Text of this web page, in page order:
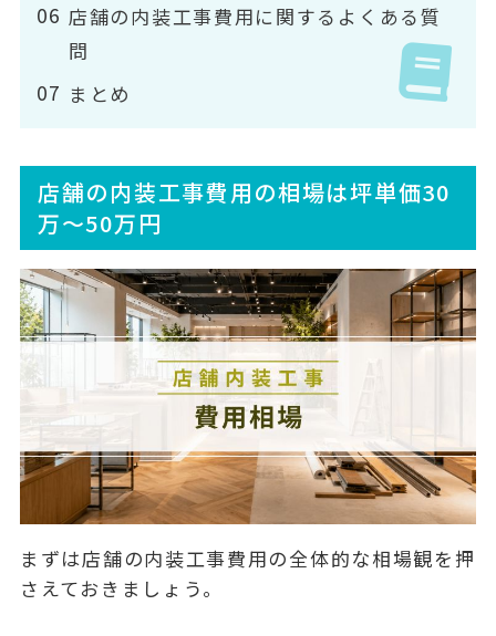
店舗の内装工事費用に関するよくある質
問
まとめ
店舗の内装工事費用の相場は坪単価30
万〜50万円
まずは店舗の内装工事費用の全体的な相場観を押
さえておきましょう。